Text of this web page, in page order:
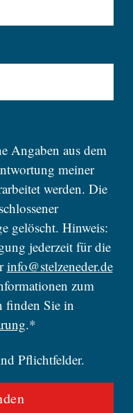
Angaben aus dem
meiner
werden. Die
gelöscht. Hinweis:
jederzeit für die
info@stelzeneder.de
zum
finden Sie in
.*
Pflichtfelder.